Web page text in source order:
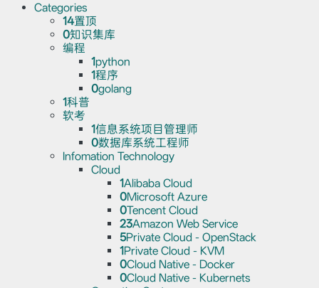
Categories
14置顶
0知识集库
编程
1python
1程序
0golang
1科普
软考
1信息系统项目管理师
0数据库系统工程师
Infomation Technology
Cloud
1Alibaba Cloud
0Microsoft Azure
0Tencent Cloud
23Amazon Web Service
5Private Cloud - OpenStack
1Private Cloud - KVM
0Cloud Native - Docker
0Cloud Native - Kubernets